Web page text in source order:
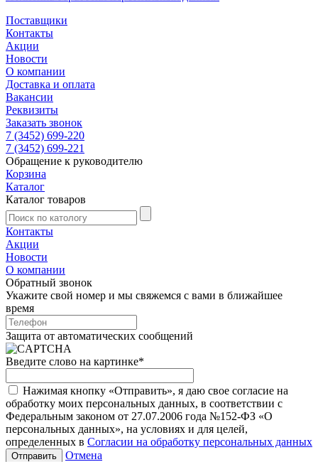
Поставщики
Контакты
Акции
Новости
О компании
Доставка и оплата
Вакансии
Реквизиты
Заказать звонок
7 (3452) 699-220
7 (3452) 699-221
Обращение к руководителю
Корзина
Каталог
Каталог товаров
Контакты
Акции
Новости
О компании
Обратный звонок
Укажите свой номер и мы свяжемся с вами в ближайшее
время
Защита от автоматических сообщений
Введите слово на картинке*
Нажимая кнопку «Отправить», я даю свое согласие на
обработку моих персональных данных, в соответствии с
Федеральным законом от 27.07.2006 года №152-ФЗ «О
персональных данных», на условиях и для целей,
определенных в Согласии на обработку персональных данных
Отмена